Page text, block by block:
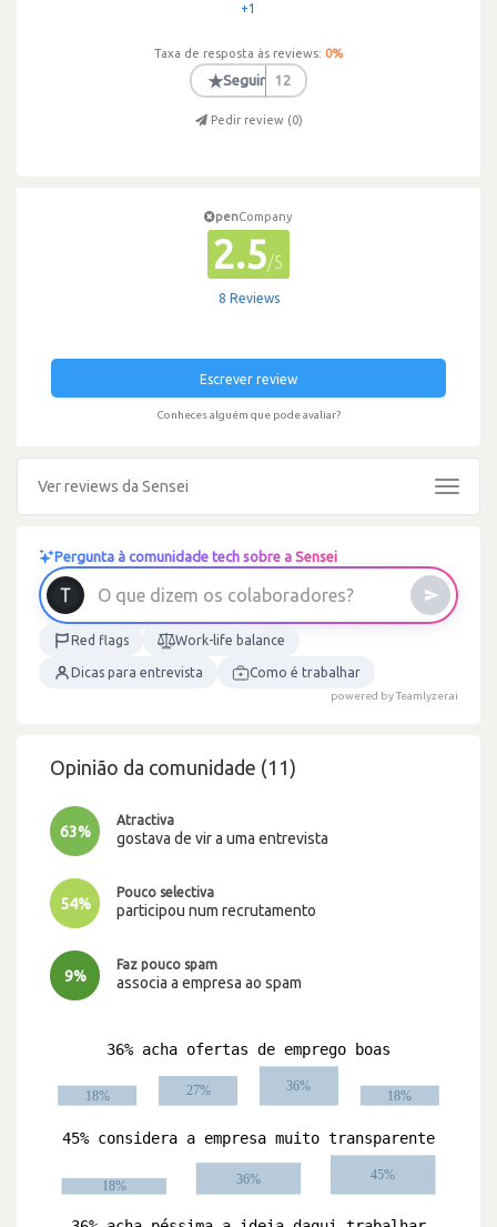
+1
Taxa de resposta às reviews: 0%
★Seguir 12
Pedir review (0)
penCompany
2.5/5
8 Reviews
Escrever review
Conheces alguém que pode avaliar?
Ver reviews da Sensei
Toggle
Pergunta à comunidade tech sobre a Sensei
O que d izem os colaborad ores?
Red flags Work-life balance
Dicas para entrevista Como é trabalhar
powered by Teamlyzer.ai
Opinião da comunidade (11)
63%
Atractiva
gostava de vir a uma entrevista
54%
Pouco selectiva
participou num recrutamento
9%
Faz pouco spam
associa a empresa ao spam